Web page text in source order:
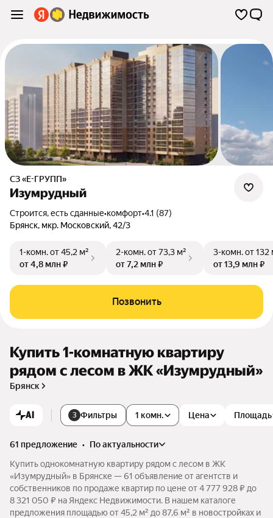
СЗ «Е-ГРУПП»
Изумрудный
Строится, есть сданные•комфорт•4.1 (87)
Брянск, мкр. Московский,42/3
1-комн.от 45,2 м²
от 4,8 млн ₽
2-комн.от 73,3 м²
от 7,2 млн ₽
3-комн.от 132
от 13,9 млн ₽
Позвонить
Купить 1-комнатную квартиру
рядом с лесом в ЖК «Изумрудный»
Брянск
AI 3 Фильтры 1 комн. Цена Площадь
61 предложение •
по актуальности
Купить однокомнатную квартиру рядом с лесом в ЖК
«Изумрудный» в Брянске — 61 объявление от агентств и
собственников по продаже квартир по цене от 4 777 928 ₽ до
8 321 050 ₽ на Яндекс Недвижимости. В нашем каталоге
предложения площадью от 45,2 м² до 87,6 м² в новостройках и